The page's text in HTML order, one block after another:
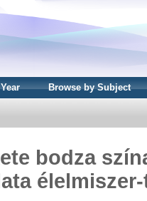
Browse by Subject
bodza